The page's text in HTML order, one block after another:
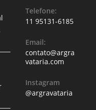
Telefone:
11 95131-6185
Email:
contato@argra
vataria.com
Instagram
@argravataria